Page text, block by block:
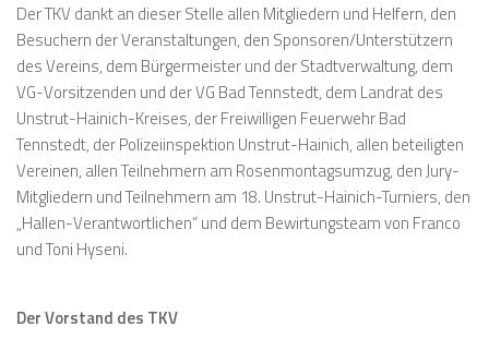
Der TKV dankt an dieser Stelle allen Mitgliedern und Helfern, den
Besuchern der Veranstaltungen, den Sponsoren/Unterstützern
des Vereins, dem Bürgermeister und der Stadtverwaltung, dem
VG-Vorsitzenden und der VG Bad Tennstedt, dem Landrat des
Unstrut-Hainich-Kreises, der Freiwilligen Feuerwehr Bad
Tennstedt, der Polizeiinspektion Unstrut-Hainich, allen beteiligten
Vereinen, allen Teilnehmern am Rosenmontagsumzug, den Jury-
Mitgliedern und Teilnehmern am 18. Unstrut-Hainich-Turniers, den
„Hallen-Verantwortlichen“ und dem Bewirtungsteam von Franco
und Toni Hyseni.
Der Vorstand des TKV